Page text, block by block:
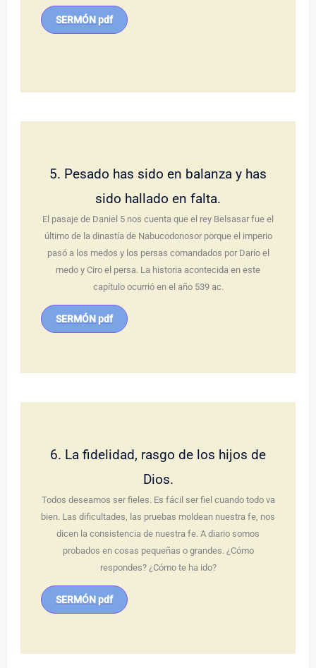
SERMÓN pdf
5. Pesado has sido en balanza y has
sido hallado en falta.
El pasaje de Daniel 5 nos cuenta que el rey Belsasar fue el
último de la dinastía de Nabucodonosor porque el imperio
pasó a los medos y los persas comandados por Darío el
medo y Ciro el persa. La historia acontecida en este
capítulo ocurrió en el año 539 ac.
SERMÓN pdf
6. La fidelidad, rasgo de los hijos de
Dios.
Todos deseamos ser fieles. Es fácil ser fiel cuando todo va
bien. Las dificultades, las pruebas moldean nuestra fe, nos
dicen la consistencia de nuestra fe. A diario somos
probados en cosas pequeñas o grandes. ¿Cómo
respondes? ¿Cómo te ha ido?
SERMÓN pdf